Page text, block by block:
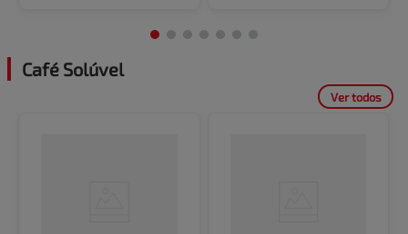
Café Solúvel
Ver todos